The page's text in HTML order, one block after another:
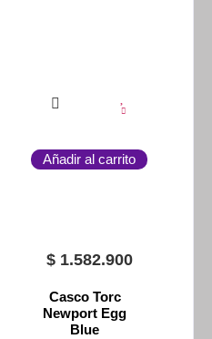
Añadir al carrito
$1.582.900
Casco Torc
Newport Egg
Blue